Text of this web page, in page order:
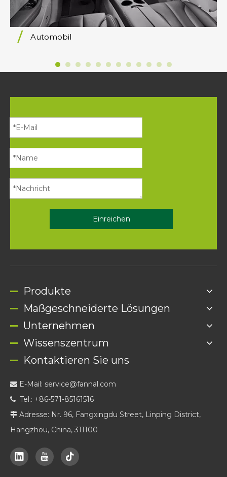
Automobil
Einreichen
Produkte
Maßgeschneiderte Lösungen
Unternehmen
Wissenszentrum
Kontaktieren Sie uns
 E-Mail: service@fannal.com
 Tel.: +86-571-85161516
 Adresse: Nr. 96, Fangxingdu Street, Linping District,
Hangzhou, China, 311100